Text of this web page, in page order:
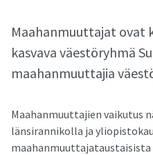
Maahanmuuttajat ovat
kasvava väestöryhmä
maahanmuuttajia
Maahanmuuttajien vaikutus
länsirannikolla ja